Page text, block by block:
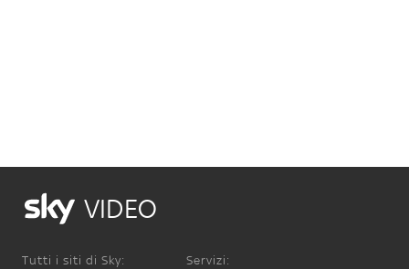
VIDEO
Tutti i siti di Sky: Servizi: